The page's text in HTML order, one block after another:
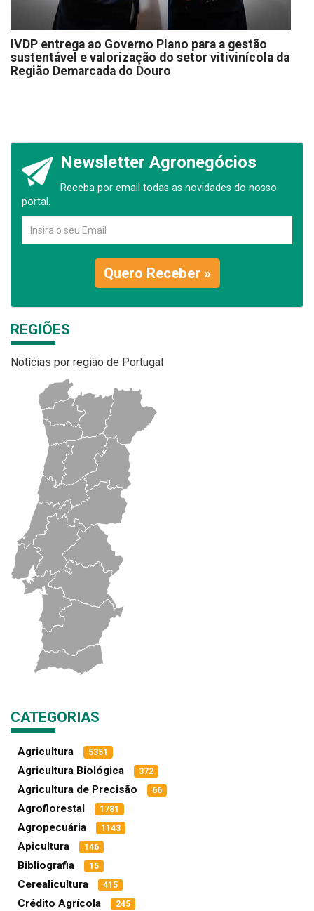
IVDP entrega ao Governo Plano para a gestão
sustentável e valorização do setor vitivinícola da
Região Demarcada do Douro
Newsletter Agronegócios
Receba por email todas as novidades do nosso
portal.
Quero Receber »
REGIÕES
Notícias por região de Portugal
CATEGORIAS
Agricultura 5351
Agricultura Biológica 372
Agricultura de Precisão 66
Agroflorestal 1781
Agropecuária 1143
Apicultura 146
Bibliografia 15
Cerealicultura 415
Crédito Agrícola 245